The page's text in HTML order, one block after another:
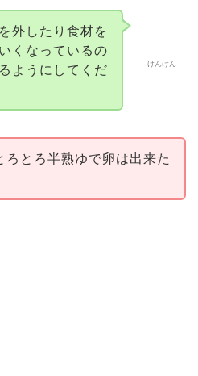
けんけん
外したり食材を
くなっているの
ようにしてくだ
ろとろ半熟ゆで卵は出来た